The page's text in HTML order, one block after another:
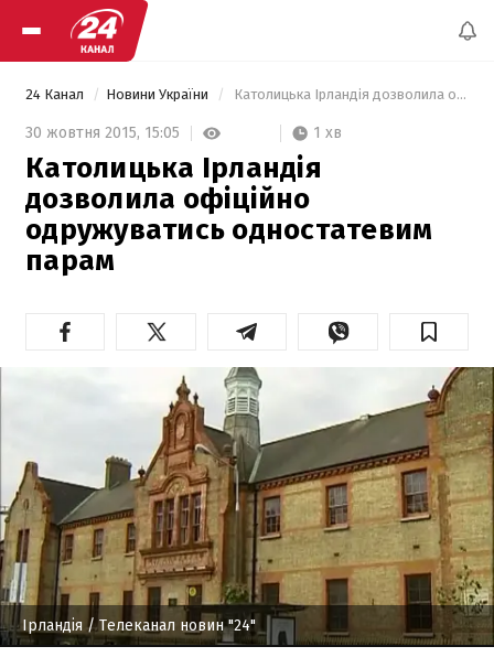
24 Канал Новини України Католицька Ірландія дозволила офіційно одружуватись одностатевим парам
30 жовтня 2015, 15:05 1 хв
Католицька Ірландія
дозволила офіційно
одружуватись одностатевим
парам
Ірландія / Телеканал новин "24"